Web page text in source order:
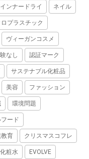
インナードライ ネイル
プラスチック
ヴィーガンコスメ
なし 認証マーク
サステナブル化粧品
美容 ファッション
環境問題
ード
育 クリスマスコフレ
化粧水 EVOLVE